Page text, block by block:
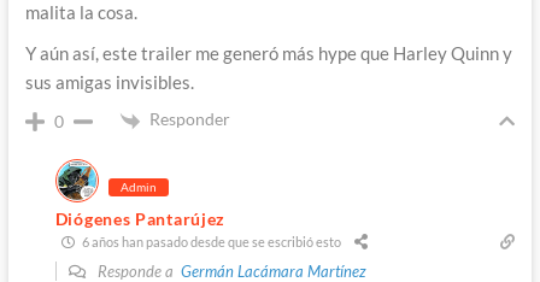
malita la cosa.
Y aún así, este trailer me generó más hype que Harley Quinn y
sus amigas invisibles.
0 Responder
Admin
Diógenes Pantarújez
6 años han pasado desde que se escribió esto
Responde a Germán Lacámara Martínez